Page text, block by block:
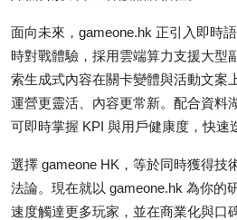
面向未來，gameone.hk 正引入即時
時對戰體驗，採用雲端算力支援大型
索生成式內容在關卡變體與活動文案
運營更靈活、內容更常新。配合資料
可即時掌握 KPI 與用戶健康度，快速
選擇 gameone HK，等於同時獲得技
法論。現在就以 gameone.hk 為你的
速度觸達更多玩家，並在商業化與口